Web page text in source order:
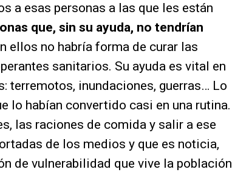
a esas personas a las que les están
que, sin su ayuda, no tendrían
ellos no habría forma de curar las
sanitarios. Su ayuda es vital en
terremotos, inundaciones, guerras… Lo
lo habían convertido casi en una rutina.
las raciones de comida y salir a ese
de los medios y que es noticia,
de vulnerabilidad que vive la población